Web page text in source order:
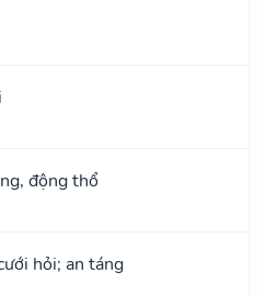
động thổ
hỏi; an táng